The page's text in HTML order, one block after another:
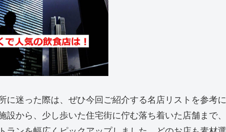
に迷った際は、ぜひ今回ご紹介する名店リストを参考に
設から、少し歩いた住宅街に佇む落ち着いた店舗まで、